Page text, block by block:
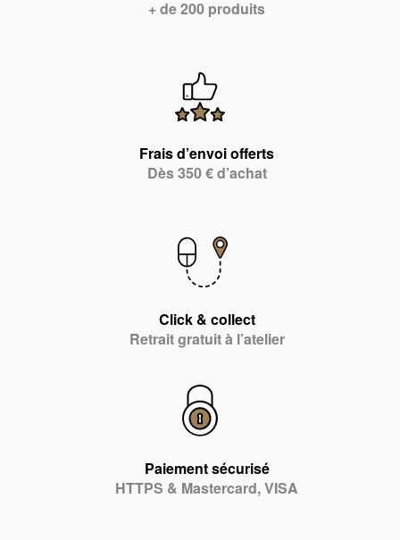
+ de 200 produits
Frais d’envoi offerts
Dès 350 € d’achat
Click & collect
Retrait gratuit à l’atelier
Paiement sécurisé
HTTPS & Mastercard, VISA